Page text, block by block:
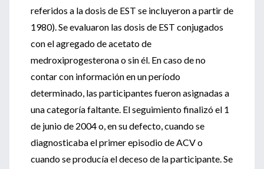
referidos a la dosis de EST se incluyeron a partir de
1980). Se evaluaron las dosis de EST conjugados
con el agregado de acetato de
medroxiprogesterona o sin él. En caso de no
contar con información en un período
determinado, las participantes fueron asignadas a
una categoría faltante. El seguimiento finalizó el 1
de junio de 2004 o, en su defecto, cuando se
diagnosticaba el primer episodio de ACV o
cuando se producía el deceso de la participante. Se